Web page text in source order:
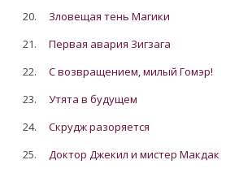
20.
Зловещая тень Магики
21.
Первая авария Зигзага
22.
С возвращением, милый Гомэр!
23.
Утята в будущем
24.
Скрудж разоряется
25.
Доктор Джекил и мистер Макдак